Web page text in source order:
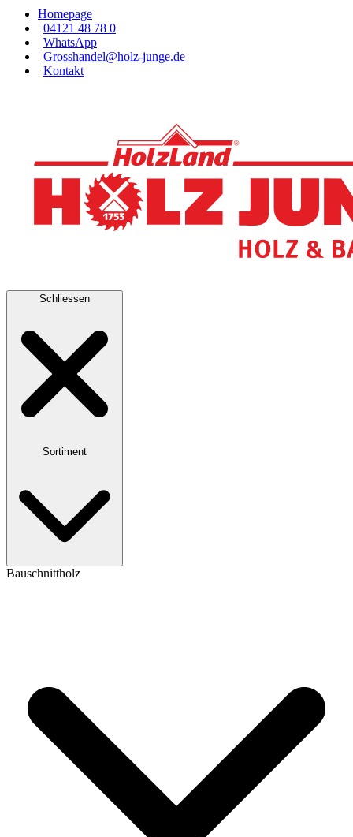
Homepage
| 04121 48 78 0
| WhatsApp
| Grosshandel@holz-junge.de
| Kontakt
Schliessen
Sortiment
Bauschnittholz